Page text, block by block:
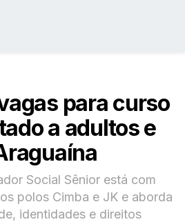
para curso
a adultos e
Social Sênior está com
polos Cimba e JK e aborda
identidades e direitos